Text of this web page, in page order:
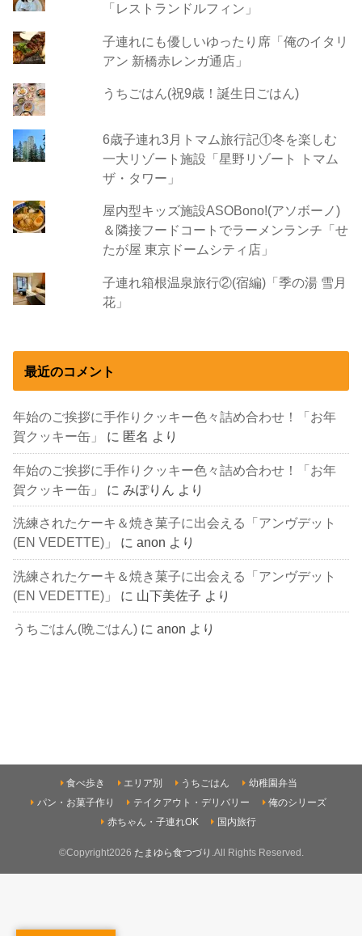
「レストランドルフィン」
子連れにも優しいゆったり席「俺のイタリ
アン 新橋赤レンガ通店」
うちごはん(祝9歳！誕生日ごはん)
6歳子連れ3月トマム旅行記①冬を楽しむ
一大リゾート施設「星野リゾート トマム
ザ・タワー」
屋内型キッズ施設ASOBono!(アソボーノ)
＆隣接フードコートでラーメンランチ「せ
たが屋 東京ドームシティ店」
子連れ箱根温泉旅行②(宿編)「季の湯 雪月
花」
最近のコメント
年始のご挨拶に手作りクッキー色々詰め合わせ！「お年
賀クッキー缶」
に 匿名 より
年始のご挨拶に手作りクッキー色々詰め合わせ！「お年
賀クッキー缶」
にみぽりん より
洗練されたケーキ＆焼き菓子に出会える「アンヴデット
(EN VEDETTE)」
にanon より
洗練されたケーキ＆焼き菓子に出会える「アンヴデット
(EN VEDETTE)」
に 山下美佐子 より
うちごはん(晩ごはん) にanon より
食べ歩き エリア別 うちごはん
幼稚園弁当
パン・お菓子作り
テイクアウト・デリバリー
俺のシリーズ
赤ちゃん・子連れOK
国内旅行
©Copyright2026 たまゆら食つづり .All Rights Reserved.